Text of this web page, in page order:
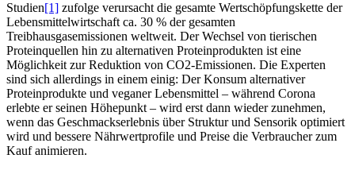
Studien[1] zufolge verursacht die gesamte Wertschöpfungskette der
Lebensmittelwirtschaft ca. 30 % der gesamten
Treibhausgasemissionen weltweit. Der Wechsel von tierischen
Proteinquellen hin zu alternativen Proteinprodukten ist eine
Möglichkeit zur Reduktion von CO2-Emissionen. Die Experten
sind sich allerdings in einem einig: Der Konsum alternativer
Proteinprodukte und veganer Lebensmittel – während Corona
erlebte er seinen Höhepunkt – wird erst dann wieder zunehmen,
wenn das Geschmackserlebnis über Struktur und Sensorik optimiert
wird und bessere Nährwertprofile und Preise die Verbraucher zum
Kauf animieren.